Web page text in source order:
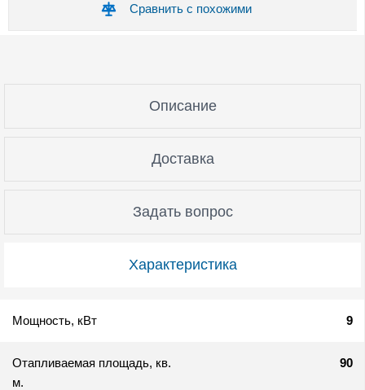
Сравнить с похожими
Характеристика
Описание
Доставка
Задать вопрос
Мощность, кВт 9
Отапливаемая площадь, кв.
м.
90